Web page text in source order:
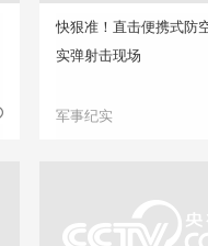
快狠准！直击便携式防
实弹射击现场
军事纪实